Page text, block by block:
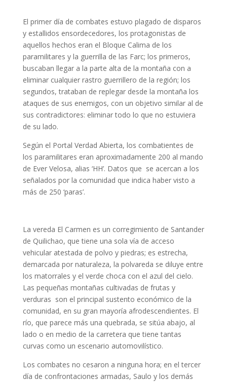
El primer día de combates estuvo plagado de disparos
y estallidos ensordecedores, los protagonistas de
aquellos hechos eran el Bloque Calima de los
paramilitares y la guerrilla de las Farc; los primeros,
buscaban llegar a la parte alta de la montaña con a
eliminar cualquier rastro guerrillero de la región; los
segundos, trataban de replegar desde la montaña los
ataques de sus enemigos, con un objetivo similar al de
sus contradictores: eliminar todo lo que no estuviera
de su lado.
Según el Portal Verdad Abierta, los combatientes de
los paramilitares eran aproximadamente 200 al mando
de Ever Velosa, alias ‘HH’. Datos que se acercan a los
señalados por la comunidad que indica haber visto a
más de 250 ‘paras’.
La vereda El Carmen es un corregimiento de Santander
de Quilichao, que tiene una sola vía de acceso
vehicular atestada de polvo y piedras; es estrecha,
demarcada por naturaleza, la polvareda se diluye entre
los matorrales y el verde choca con el azul del cielo.
Las pequeñas montañas cultivadas de frutas y
verduras son el principal sustento económico de la
comunidad, en su gran mayoría afrodescendientes. El
río, que parece más una quebrada, se sitúa abajo, al
lado o en medio de la carretera que tiene tantas
curvas como un escenario automovilístico.
Los combates no cesaron a ninguna hora; en el tercer
día de confrontaciones armadas, Saulo y los demás